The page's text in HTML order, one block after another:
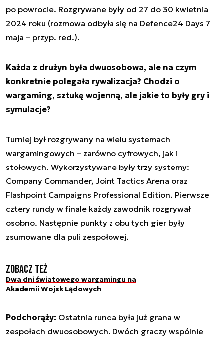
po powrocie. Rozgrywane były od 27 do 30 kwietnia
2024 roku (rozmowa odbyła się na Defence24 Days 7
maja – przyp. red.).
Każda z drużyn była dwuosobowa, ale na czym
konkretnie polegała rywalizacja? Chodzi o
wargaming, sztukę wojenną, ale jakie to były gry i
symulacje?
Turniej był rozgrywany na wielu systemach
wargamingowych – zarówno cyfrowych, jak i
stołowych. Wykorzystywane były trzy systemy:
Company Commander, Joint Tactics Arena oraz
Flashpoint Campaigns Professional Edition. Pierwsze
cztery rundy w finale każdy zawodnik rozgrywał
osobno. Następnie punkty z obu tych gier były
zsumowane dla puli zespołowej.
Zobacz też
Dwa dni światowego wargamingu na
Akademii Wojsk Lądowych
Podchorąży: Ostatnia runda była już grana w
zespołach dwuosobowych. Dwóch graczy wspólnie